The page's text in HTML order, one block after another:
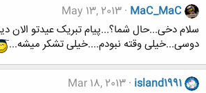
MaC_MaC
May 13, 2013
سلام دخی...حال شما؟...پیام تبریک عیدتو الان
دوسی...خیلی وقته نبودم....خیلی تشکر میشه...
island1991
Mar 18, 2013